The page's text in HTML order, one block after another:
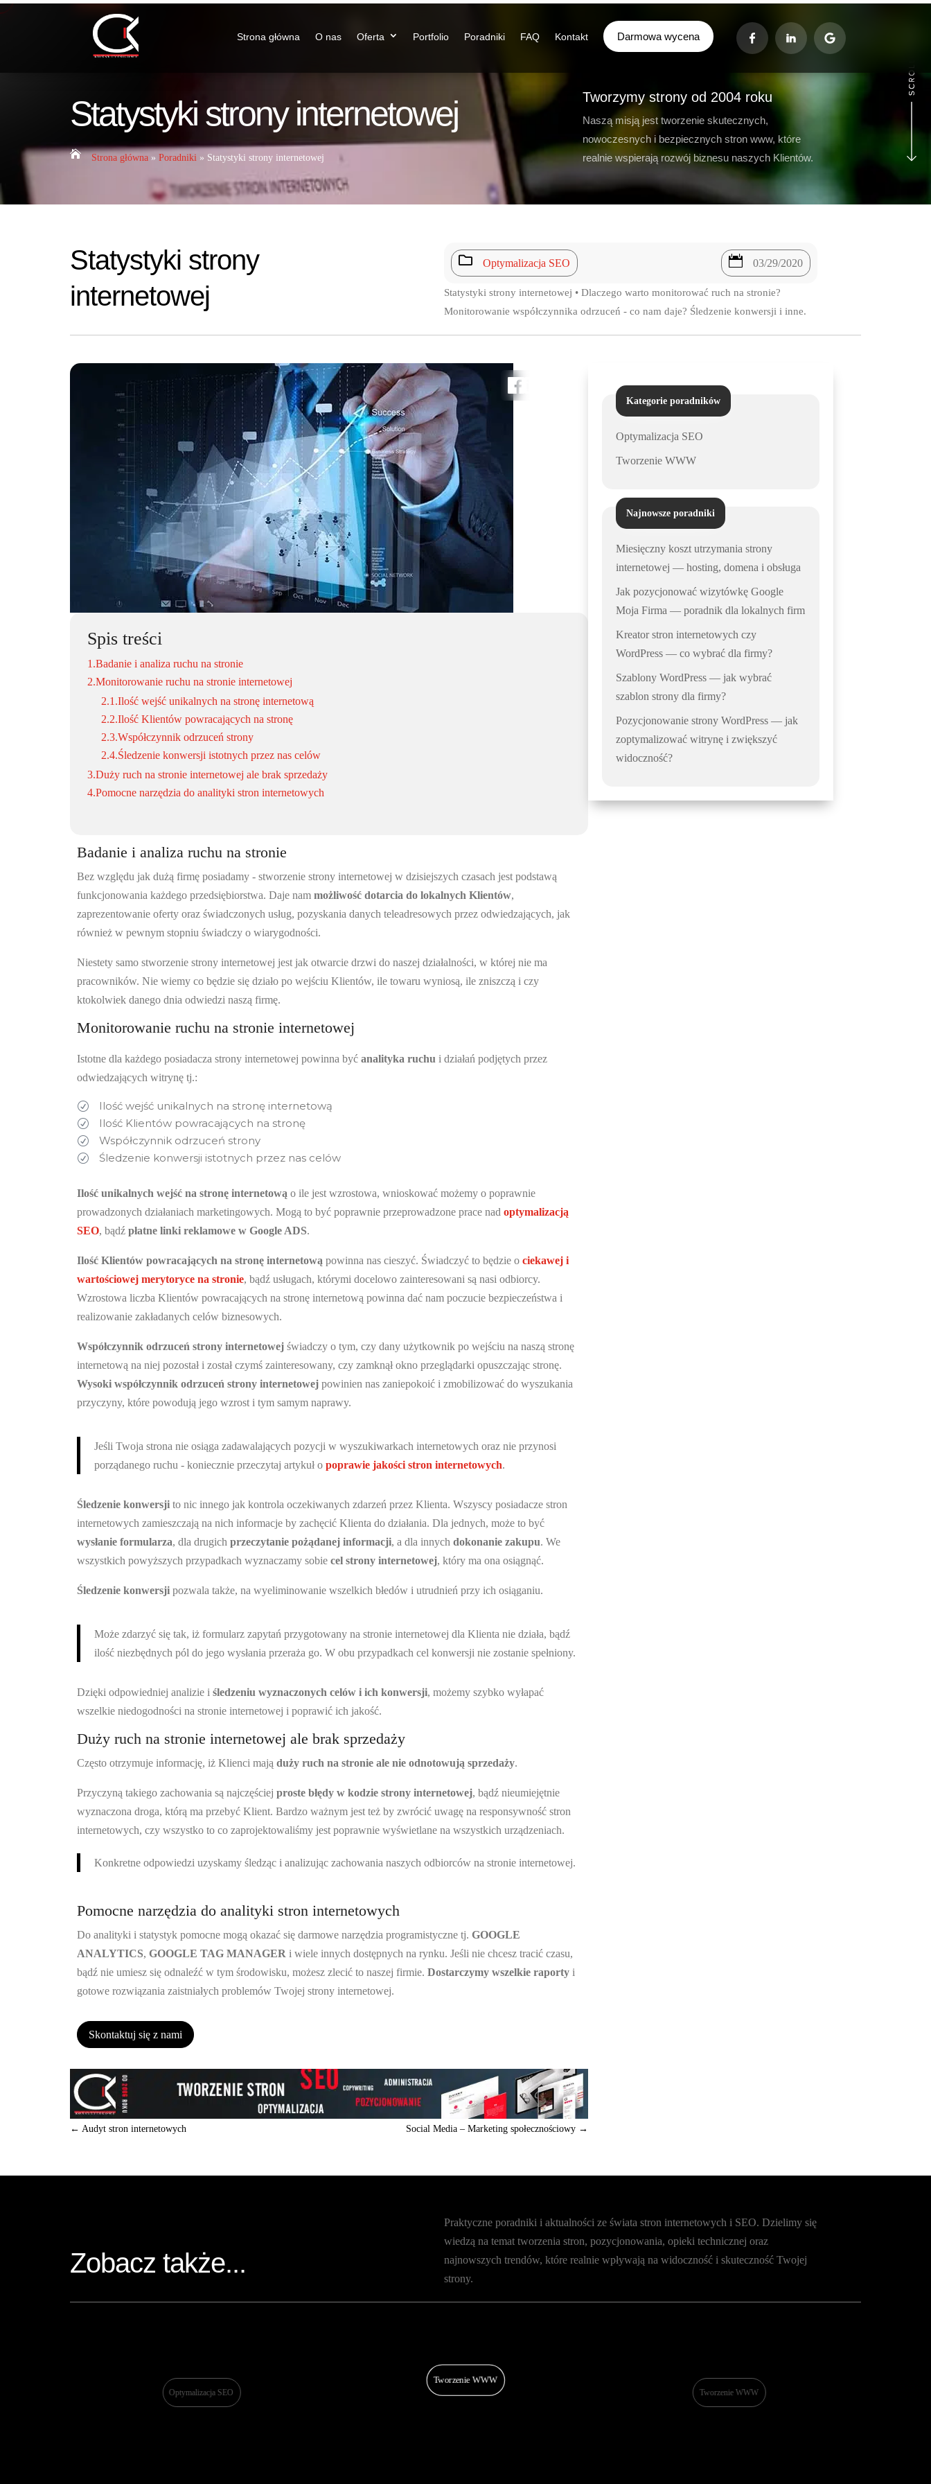
Strona główna O nas Oferta Portfolio Poradniki FAQ Kontakt Darmowa wycena
Statystyki strony internetowej
 Strona główna» Poradniki» Statystyki strony internetowej
Tworzymy strony od 2004 roku
Naszą misją jest tworzenie skutecznych,
nowoczesnych i bezpiecznych stron www, które
realnie wspierają rozwój biznesu naszych Klientów.
Statystyki strony
internetowej
 Optymalizacja SEO  03/29/2020
Statystyki strony internetowej • Dlaczego warto monitorować ruch na stronie?
Monitorowanie współczynnika odrzuceń - co nam daje? Śledzenie konwersji i inne.
Spis treści
1.Badanie i analiza ruchu na stronie
2.Monitorowanie ruchu na stronie internetowej
2.1.Ilość wejść unikalnych na stronę internetową
2.2.Ilość Klientów powracających na stronę
2.3.Współczynnik odrzuceń strony
2.4.Śledzenie konwersji istotnych przez nas celów
3.Duży ruch na stronie internetowej ale brak sprzedaży
4.Pomocne narzędzia do analityki stron internetowych
Badanie i analiza ruchu na stronie
Bez względu jak dużą firmę posiadamy - stworzenie strony internetowej w dzisiejszych czasach jest podstawą
funkcjonowania każdego przedsiębiorstwa. Daje nam możliwość dotarcia do lokalnych Klientów,
zaprezentowanie oferty oraz świadczonych usług, pozyskania danych teleadresowych przez odwiedzających, jak
również w pewnym stopniu świadczy o wiarygodności.
Niestety samo stworzenie strony internetowej jest jak otwarcie drzwi do naszej działalności, w której nie ma
pracowników. Nie wiemy co będzie się działo po wejściu Klientów, ile towaru wyniosą, ile zniszczą i czy
ktokolwiek danego dnia odwiedzi naszą firmę.
Monitorowanie ruchu na stronie internetowej
Istotne dla każdego posiadacza strony internetowej powinna być analityka ruchui działań podjętych przez
odwiedzających witrynę tj.:
R Ilość wejść unikalnych na stronę internetową
R Ilość Klientów powracających na stronę
R Współczynnik odrzuceń strony
R Śledzenie konwersji istotnych przez nas celów
Ilość unikalnych wejść na stronę internetowąo ile jest wzrostowa, wnioskować możemy o poprawnie
prowadzonych działaniach marketingowych. Mogą to być poprawnie przeprowadzone prace nad optymalizacją
SEO, bądź płatne linki reklamowe w Google ADS.
Ilość Klientów powracających na stronę internetowąpowinna nas cieszyć. Świadczyć to będzie o ciekawej i
wartościowej merytoryce na stronie, bądź usługach, którymi docelowo zainteresowani są nasi odbiorcy.
Wzrostowa liczba Klientów powracających na stronę internetową powinna dać nam poczucie bezpieczeństwa i
realizowanie zakładanych celów biznesowych.
Współczynnik odrzuceń strony internetowejświadczy o tym, czy dany użytkownik po wejściu na naszą stronę
internetową na niej pozostał i został czymś zainteresowany, czy zamknął okno przeglądarki opuszczając stronę.
Wysoki współczynnik odrzuceń strony internetowejpowinien nas zaniepokoić i zmobilizować do wyszukania
przyczyny, które powodują jego wzrost i tym samym naprawy.
Jeśli Twoja strona nie osiąga zadawalających pozycji w wyszukiwarkach internetowych oraz nie przynosi
porządanego ruchu - koniecznie przeczytaj artykuł o poprawie jakości stron internetowych.
Śledzenie konwersjito nic innego jak kontrola oczekiwanych zdarzeń przez Klienta. Wszyscy posiadacze stron
internetowych zamieszczają na nich informacje by zachęcić Klienta do działania. Dla jednych, może to być
wysłanie formularza, dla drugich przeczytanie pożądanej informacji, a dla innych dokonanie zakupu. We
wszystkich powyższych przypadkach wyznaczamy sobie cel strony internetowej, który ma ona osiągnąć.
Śledzenie konwersjipozwala także, na wyeliminowanie wszelkich błedów i utrudnień przy ich osiąganiu.
Może zdarzyć się tak, iż formularz zapytań przygotowany na stronie internetowej dla Klienta nie działa, bądź
ilość niezbędnych pól do jego wysłania przeraża go. W obu przypadkach cel konwersji nie zostanie spełniony.
Dzięki odpowiedniej analizie i śledzeniu wyznaczonych celów i ich konwersji, możemy szybko wyłapać
wszelkie niedogodności na stronie internetowej i poprawić ich jakość.
Duży ruch na stronie internetowej ale brak sprzedaży
Często otrzymuje informację, iż Klienci mają duży ruch na stronie ale nie odnotowują sprzedaży.
Przyczyną takiego zachowania są najczęściej proste błędy w kodzie strony internetowej, bądź nieumiejętnie
wyznaczona droga, którą ma przebyć Klient. Bardzo ważnym jest też by zwrócić uwagę na responsywność stron
internetowych, czy wszystko to co zaprojektowaliśmy jest poprawnie wyświetlane na wszystkich urządzeniach.
Konkretne odpowiedzi uzyskamy śledząc i analizując zachowania naszych odbiorców na stronie internetowej.
Pomocne narzędzia do analityki stron internetowych
Do analityki i statystyk pomocne mogą okazać się darmowe narzędzia programistyczne tj. GOOGLE
ANALYTICS, GOOGLE TAG MANAGER i wiele innych dostępnych na rynku. Jeśli nie chcesz tracić czasu,
bądź nie umiesz się odnaleźć w tym środowisku, możesz zlecić to naszej firmie. Dostarczymy wszelkie raportyi
gotowe rozwiązania zaistniałych problemów Twojej strony internetowej.
Skontaktuj się z nami
← Audyt stron internetowych Social Media – Marketing społecznościowy →
Kategorie poradników
Optymalizacja SEO
Tworzenie WWW
Najnowsze poradniki
Miesięczny koszt utrzymania strony
internetowej — hosting, domena i obsługa
Jak pozycjonować wizytówkę Google
Moja Firma — poradnik dla lokalnych firm
Kreator stron internetowych czy
WordPress — co wybrać dla firmy?
Szablony WordPress — jak wybrać
szablon strony dla firmy?
Pozycjonowanie strony WordPress — jak
zoptymalizować witrynę i zwiększyć
widoczność?
Zobacz także...
Praktyczne poradniki i aktualności ze świata stron internetowych i SEO. Dzielimy się
wiedzą na temat tworzenia stron, pozycjonowania, opieki technicznej oraz
najnowszych trendów, które realnie wpływają na widoczność i skuteczność Twojej
strony.
Optymalizacja SEO
Tworzenie WWW
Tworzenie WWW